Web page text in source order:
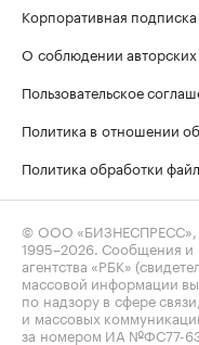
Корпоративная подписка
О соблюдении авторских
Пользовательское
Политика в отношении
Политика обработки
© ООО
1995–2026 . Сообщения
агентства «РБК»
массовой информации
по надзору в сфере
и массовых
за номером ИА №ФС77-